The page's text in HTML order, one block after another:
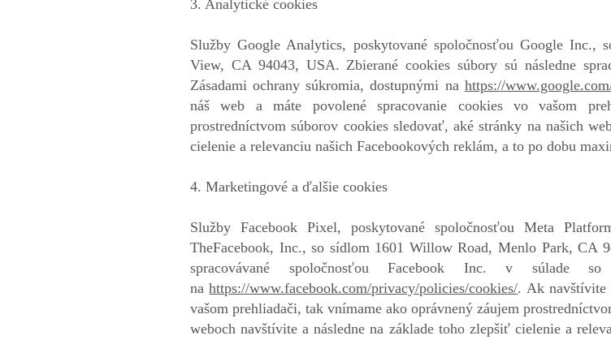
3. Analytické cookies
Služby Google Analytics, poskytované spoločnosťou Google Inc.,
View, CA 94043, USA. Zbierané cookies súbory sú následne
Zásadami ochrany súkromia, dostupnými na https://
náš web a máte povolené spracovanie cookies vo vašom
prostredníctvom súborov cookies sledovať, aké stránky na našich
cielenie a relevanciu našich Facebookových reklám, a to po dobu
4. Marketingové a ďalšie cookies
Služby Facebook Pixel, poskytované spoločnosťou Meta
TheFacebook, Inc., so sídlom 1601 Willow Road, Menlo Park, CA
spracovávané spoločnosťou Facebook Inc. v súlade so
nahttps://www.facebook.com/privacy/policies/cookies/. Ak navštívite
vašom prehliadači, tak vnímame ako oprávnený záujem
weboch navštívite a následne na základe toho zlepšiť cielenie a